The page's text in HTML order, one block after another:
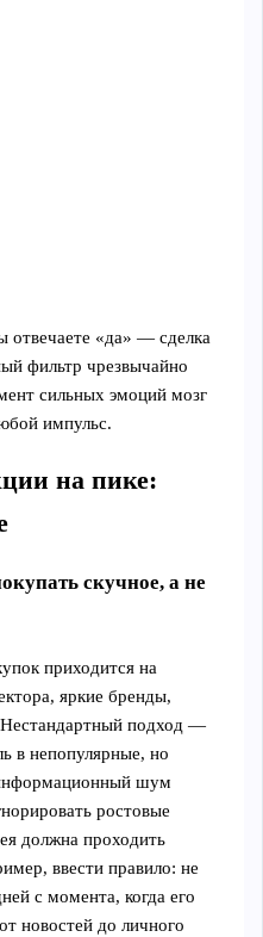
отвечаете «да» — сделка
фильтр чрезвычайно
сильных эмоций мозг
импульс.
на пике:
скучное, а не
приходится на
яркие бренды,
Нестандартный подход —
в непопулярные, но
шум
ростовые
должна проходить
ввести правило: не
с момента, когда его
новостей до личного